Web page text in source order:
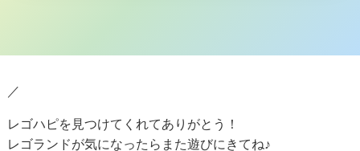
／
レゴハピを見つけてくれてありがとう！
レゴランドが気になったらまた遊びにきてね♪